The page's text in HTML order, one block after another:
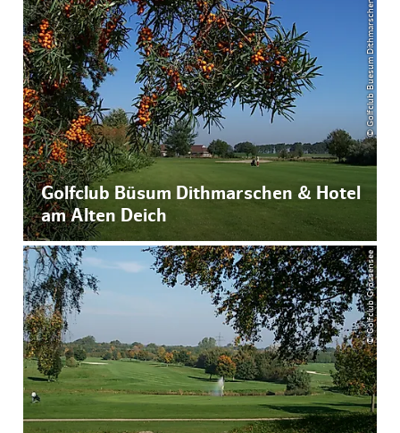
© Golfclub Buesum Dithmarschen e.V.
Golfclub Büsum Dithmarschen & Hotel
am Alten Deich
© Golfclub Grossensee